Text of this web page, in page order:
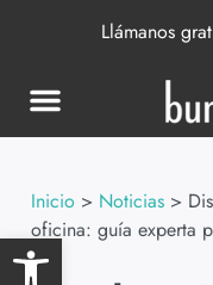
Abrir barra de
Llámanos
Inicio > Noticias >
oficina: guía experta